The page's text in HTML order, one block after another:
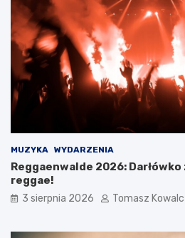
MUZYKA WYDARZENIA
Reggaenwalde 2026:
reggae!
3 sierpnia 2026 Tomasz